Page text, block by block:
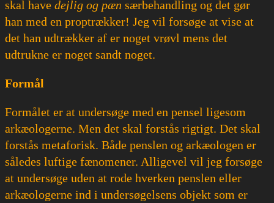
skal have dejlig og pæn særbehandling og det gør
han med en proptrækker! Jeg vil forsøge at vise at
det han udtrækker af er noget vrøvl mens det
udtrukne er noget sandt noget.
Formål
Formålet er at undersøge med en pensel ligesom
arkæologerne. Men det skal forstås rigtigt. Det skal
forstås metaforisk. Både penslen og arkæologen er
således luftige fænomener. Alligevel vil jeg forsøge
at undersøge uden at rode hverken penslen eller
arkæologerne ind i undersøgelsens objekt som er